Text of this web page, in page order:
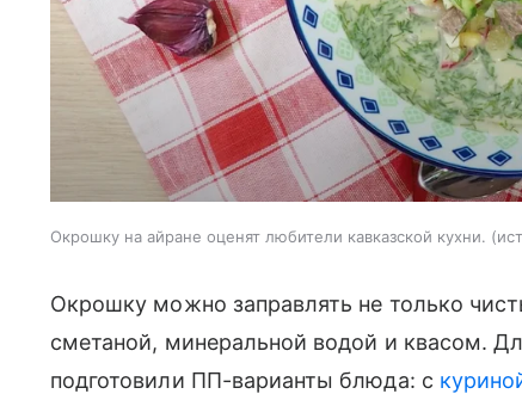
Окрошку на айране оценят любители кавказской кухни.
Окрошку можно заправлять не только
сметаной, минеральной водой и квасом.
подготовили ПП-варианты блюда: с